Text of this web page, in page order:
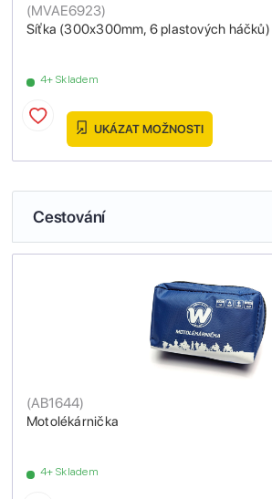
Síťka (300x300mm, 6 plastových háčků)
(MVAE6923)
4+ Skladem
UKÁZAT MOŽNOSTI
Cestování
Motolékárnička
(AB1644)
4+ Skladem